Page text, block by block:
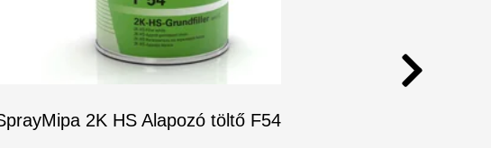
Mipa 2K HS Alapozó töltő F54